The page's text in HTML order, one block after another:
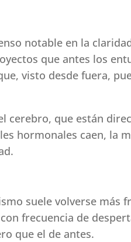
notable en la
que antes los
visto desde fuera,
cerebro, que están
hormonales caen, la
suele volverse más
frecuencia de
que el de antes.